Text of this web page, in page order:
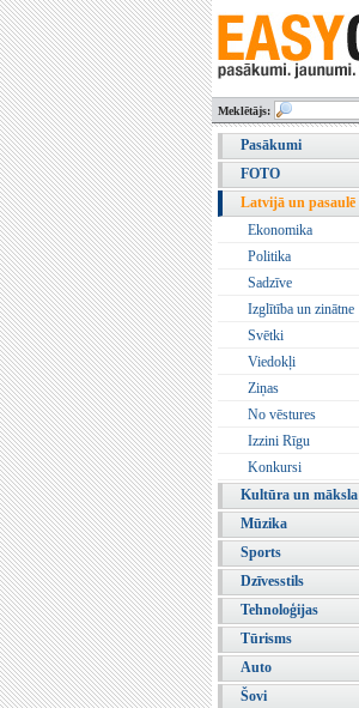
Meklētājs:
Pasākumi
FOTO
Latvijā un pasaulē
Ekonomika
Politika
Sadzīve
Izglītība un zinātne
Svētki
Viedokļi
Ziņas
No vēstures
Izzini Rīgu
Konkursi
Kultūra un māksla
Mūzika
Sports
Dzīvesstils
Tehnoloģijas
Tūrisms
Auto
Šovi